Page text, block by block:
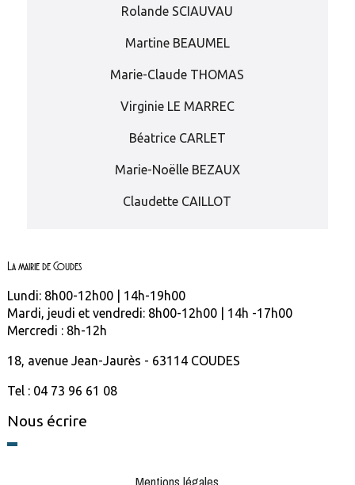
Rolande SCIAUVAU
Martine BEAUMEL
Marie-Claude THOMAS
Virginie LE MARREC
Béatrice CARLET
Marie-Noëlle BEZAUX
Claudette CAILLOT
La mairie de Coudes
Lundi: 8h00-12h00 | 14h-19h00
Mardi, jeudi et vendredi: 8h00-12h00 | 14h -17h00
Mercredi : 8h-12h
18, avenue Jean-Jaurès - 63114 COUDES
Tel : 04 73 96 61 08
Nous écrire